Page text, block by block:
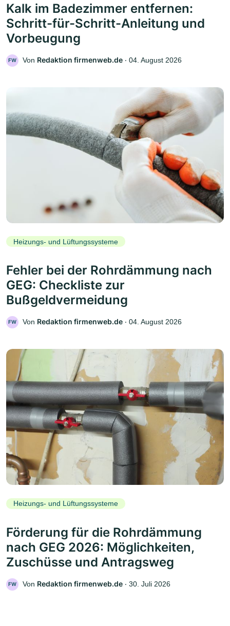
Kalk im Badezimmer entfernen:
Schritt-für-Schritt-Anleitung und
Vorbeugung
FW Von Redaktion firmenweb.de ‧ 04. August 2026
Heizungs- und Lüftungssysteme
Fehler bei der Rohrdämmung nach
GEG: Checkliste zur
Bußgeldvermeidung
FW Von Redaktion firmenweb.de ‧ 04. August 2026
Heizungs- und Lüftungssysteme
Förderung für die Rohrdämmung
nach GEG 2026: Möglichkeiten,
Zuschüsse und Antragsweg
FW Von Redaktion firmenweb.de ‧ 30. Juli 2026